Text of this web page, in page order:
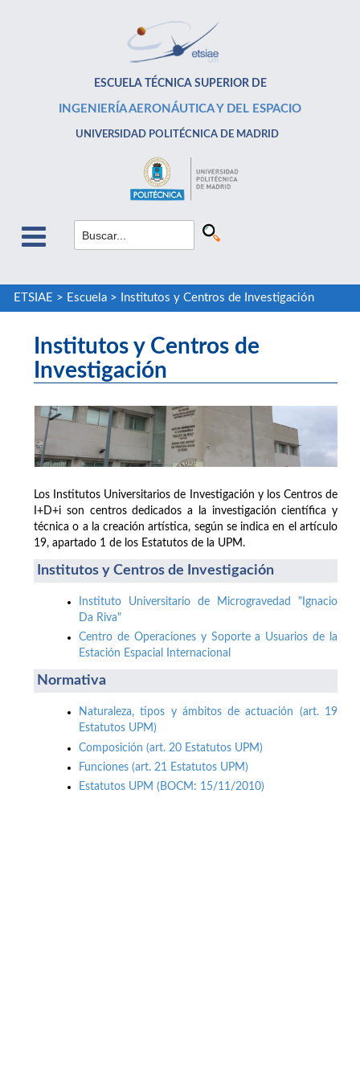
ESCUELA TÉCNICA SUPERIOR DE
INGENIERÍA AERONÁUTICA Y DEL ESPACIO
UNIVERSIDAD POLITÉCNICA DE MADRID
ETSIAE > Escuela> Institutos y Centros de Investigación
Institutos y Centros de
Investigación
Los Institutos Universitarios de Investigación y los Centros de
I+D+i son centros dedicados a la investigación científica y
técnica o a la creación artística, según se indica en el artículo
19, apartado 1 de los Estatutos de la UPM.
Institutos y Centros de Investigación
Instituto Universitario de Microgravedad "Ignacio
Da Riva"
Centro de Operaciones y Soporte a Usuarios de la
Estación Espacial Internacional
Normativa
Naturaleza, tipos y ámbitos de actuación (art. 19
Estatutos UPM)
Composición (art. 20 Estatutos UPM)
Funciones (art. 21 Estatutos UPM)
Estatutos UPM (BOCM: 15/11/2010)